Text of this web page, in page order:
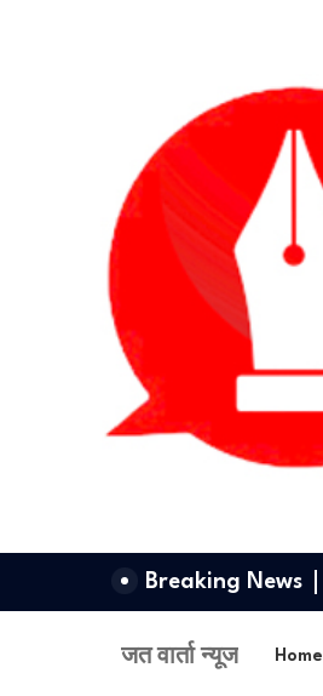
Breaking News
जत वार्ता न्यूज Home